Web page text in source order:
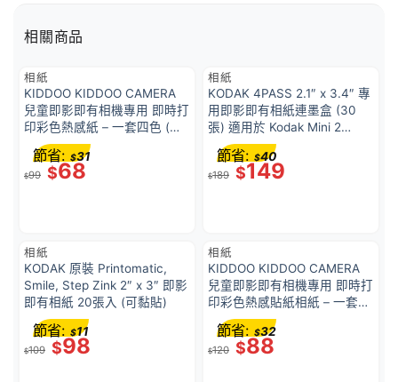
相關商品
相紙
KIDDOO KIDDOO CAMERA
兒童即影即有相機專用 即時打
印彩色熱感紙 – 一套四色 (藍 /
橙 / 紅 / 綠)
$99 $68
節省: $31
相紙
KODAK 4PASS 2.1″ x 3.4″ 專
用即影即有相紙連墨盒 (30
張) 適用於 Kodak Mini 2
Retro & Mini Shot 2 ICRG-
230
$189 $149
節省: $40
相紙
KODAK 原裝 Printomatic,
Smile, Step Zink 2″ x 3″ 即影
即有相紙 20張入 (可黏貼)
$109 $98
節省: $11
相紙
KIDDOO KIDDOO CAMERA
兒童即影即有相機專用 即時打
印彩色熱感貼紙相紙 – 一套四
色 (藍 / 橙 / 紅 / 綠) （亦適合
大多數兒童即時相機）
$120 $88
節省: $32